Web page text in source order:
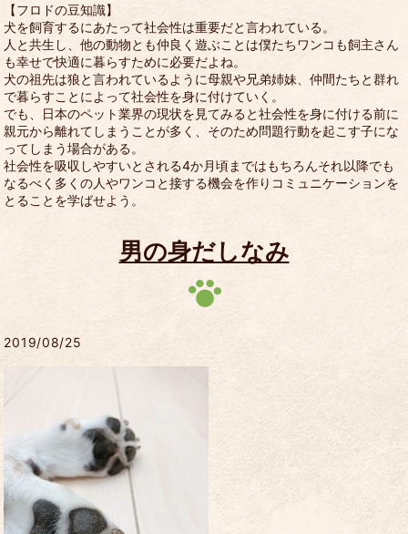
【フロドの豆知識】
犬を飼育するにあたって社会性は重要だと言われている。
人と共生し、他の動物とも仲良く遊ぶことは僕たちワンコも飼主さん
も幸せで快適に暮らすために必要だよね。
犬の祖先は狼と言われているように母親や兄弟姉妹、仲間たちと群れ
で暮らすことによって社会性を身に付けていく。
でも、日本のペット業界の現状を見てみると社会性を身に付ける前に
親元から離れてしまうことが多く、そのため問題行動を起こす子にな
ってしまう場合がある。
社会性を吸収しやすいとされる4か月頃まではもちろんそれ以降でも
なるべく多くの人やワンコと接する機会を作りコミュニケーションを
とることを学ばせよう。
男の身だしなみ
2019/08/25